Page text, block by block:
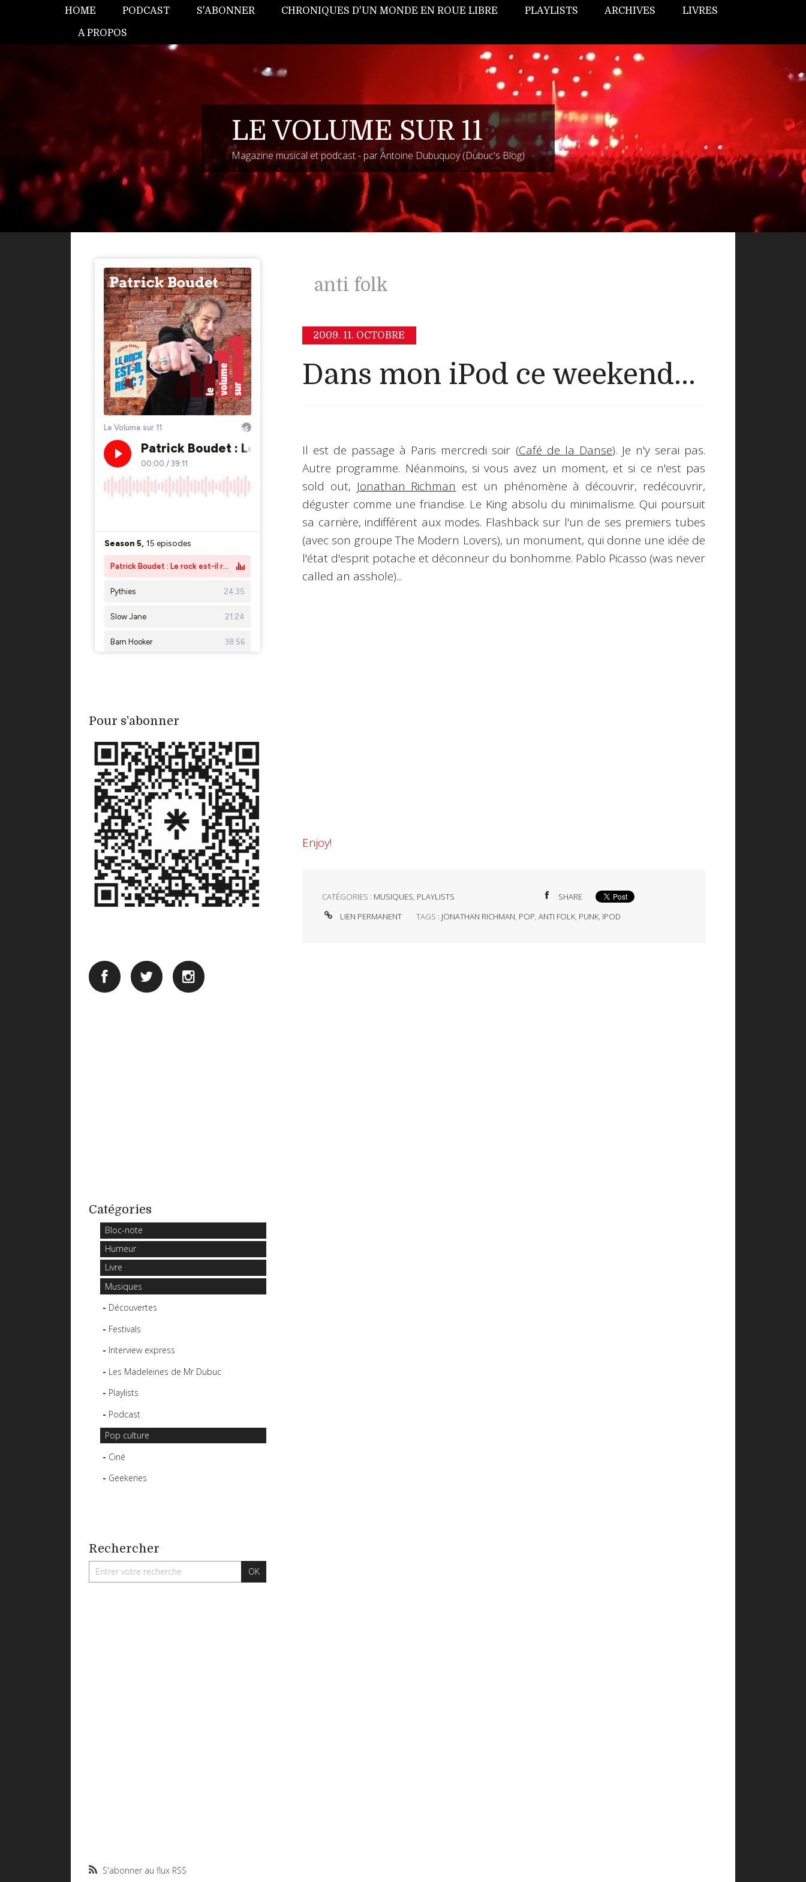
HOME PODCAST S'ABONNER CHRONIQUES D'UN MONDE EN ROUE LIBRE PLAYLISTS ARCHIVES LIVRES
A PROPOS
LE VOLUME SUR 11
Magazine musical et podcast - par Antoine Dubuquoy (Dubuc's Blog)
Pour s'abonner
Catégories
Bloc-note
Humeur
Livre
Musiques
Découvertes
Festivals
Interview express
Les Madeleines de Mr Dubuc
Playlists
Podcast
Pop culture
Ciné
Geekeries
Rechercher
S'abonner au flux RSS
anti folk
2009. 11. OCTOBRE
Dans mon iPod ce weekend...
Il est de passage à Paris mercredi soir (Café de la Danse). Je n'y serai pas.
Autre programme. Néanmoins, si vous avez un moment, et si ce n'est pas
sold out, Jonathan Richman est un phénomène à découvrir, redécouvrir,
déguster comme une friandise. Le King absolu du minimalisme. Qui poursuit
sa carrière, indifférent aux modes. Flashback sur l'un de ses premiers tubes
(avec son groupeThe Modern Lovers), un monument, qui donne une idée de
l'état d'esprit potache et déconneur du bonhomme. Pablo Picasso (was never
called an asshole)...
Enjoy!
CATÉGORIES : MUSIQUES, PLAYLISTS
SHARE
LIEN PERMANENT
TAGS : JONATHAN RICHMAN, POP,ANTI FOLK, PUNK, IPOD